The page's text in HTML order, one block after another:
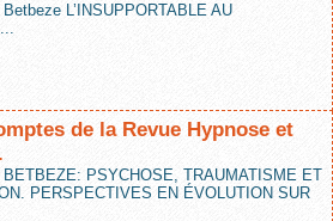
L’INSUPPORTABLE AU
de la Revue Hypnose et
BETBEZE: PSYCHOSE, TRAUMATISME ET
PERSPECTIVES EN ÉVOLUTION SUR